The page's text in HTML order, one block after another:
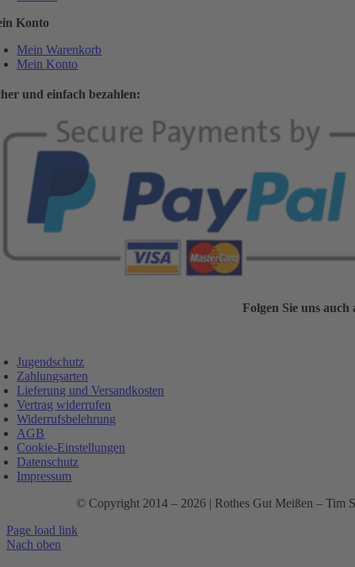
Konto
Mein Warenkorb
Mein Konto
und einfach bezahlen:
Folgen Sie uns auch
Jugendschutz
Zahlungsarten
Lieferung und Versandkosten
Vertrag widerrufen
Widerrufsbelehrung
AGB
Cookie-Einstellungen
Datenschutz
Impressum
© Copyright 2014 – 2026 | Rothes Gut Meißen – Tim
Page load link
Nach oben